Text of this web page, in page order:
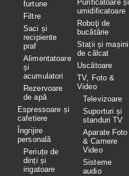
furtune
Filtre
Saci și
recipiente
praf
Alimentatoare
și
acumulatori
Rezervoare
de apă
Espressoare și
cafetiere
Îngrijire
personală
Periuțe de
dinți și
irigatoare
Purificatoare și
umidificatoare
Roboţi de
bucătărie
Stații și mașini
de călcat
Uscătoare
TV, Foto &
Video
Televizoare
Suporturi și
standuri TV
Aparate Foto
& Camere
Video
Sisteme
audio